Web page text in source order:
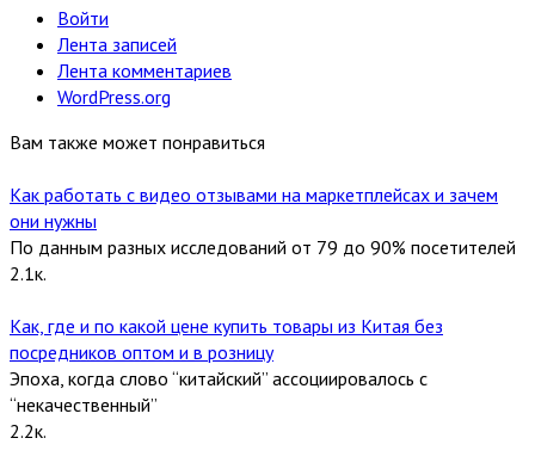
Войти
Лента записей
Лента комментариев
WordPress.org
Вам также может понравиться
Как работать с видео отзывами на маркетплейсах и зачем
они нужны
По данным разных исследований от 79 до 90% посетителей
2.1к.
Как, где и по какой цене купить товары из Китая без
посредников оптом и в розницу
Эпоха, когда слово “китайский” ассоциировалось с
“некачественный”
2.2к.